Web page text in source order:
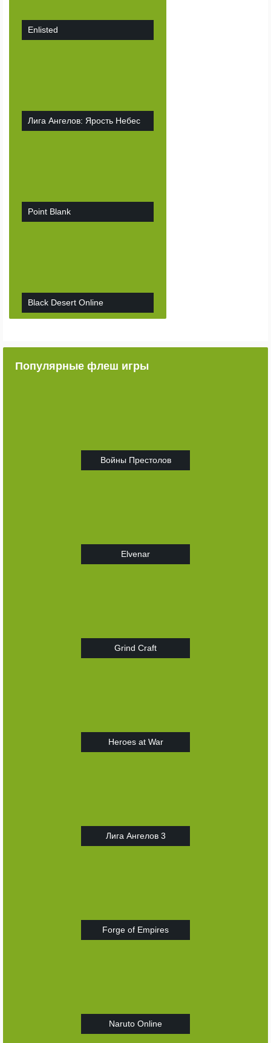
Enlisted
Лига Ангелов: Ярость Небес
Point Blank
Black Desert Online
Популярные флеш игры
Войны Престолов
Elvenar
Grind Craft
Heroes at War
Лига Ангелов 3
Forge of Empires
Naruto Online